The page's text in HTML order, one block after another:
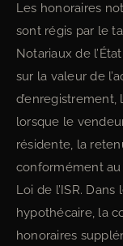
Les honoraires
sont régis par le
Notariaux de
sur la valeur de
d’enregistrement,
lorsque le
résidente, la
conformément au
Loi de l’ISR.
hypothécaire, la
honoraires